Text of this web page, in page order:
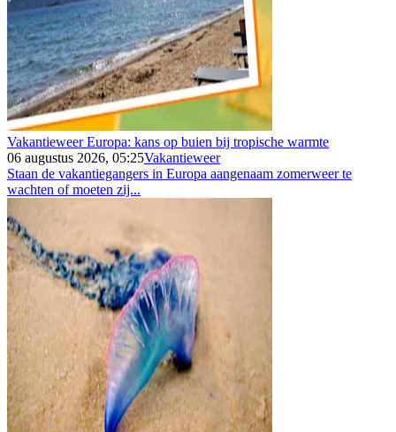
Vakantieweer Europa: kans op buien bij tropische warmte
06 augustus 2026, 05:25Vakantieweer
Staan de vakantiegangers in Europa aangenaam zomerweer te
wachten of moeten zij...